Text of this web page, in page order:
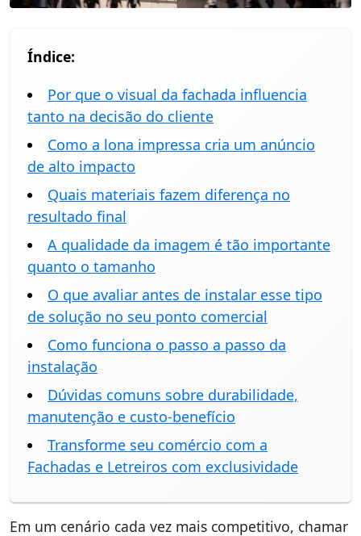
Índice:
Por que o visual da fachada influencia
tanto na decisão do cliente
Como a lona impressa cria um anúncio
de alto impacto
Quais materiais fazem diferença no
resultado final
A qualidade da imagem é tão importante
quanto o tamanho
O que avaliar antes de instalar esse tipo
de solução no seu ponto comercial
Como funciona o passo a passo da
instalação
Dúvidas comuns sobre durabilidade,
manutenção e custo-benefício
Transforme seu comércio com a
Fachadas e Letreiros com exclusividade
Em um cenário cada vez mais competitivo, chamar